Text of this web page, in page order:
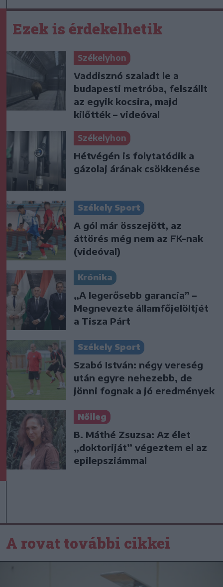
Ezek is érdekelhetik
Székelyhon
Vaddisznó szaladt le a
budapesti metróba, felszállt
az egyik kocsira, majd
kilőtték – videóval
Székelyhon
Hétvégén is folytatódik a
gázolaj árának csökkenése
Székely Sport
A gól már összejött, az
áttörés még nem az FK-nak
(videóval)
Krónika
„A legerősebb garancia” –
Megnevezte államfőjelöltjét
a Tisza Párt
Székely Sport
Szabó István: négy vereség
után egyre nehezebb, de
jönni fognak a jó eredmények
Nőileg
B. Máthé Zsuzsa: Az élet
„doktoriját” végeztem el az
epilepsziámmal
A rovat további cikkei